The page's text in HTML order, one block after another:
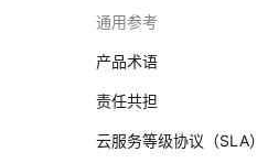
通用参考
产品术语
责任共担
云服务等级协议（SLA）